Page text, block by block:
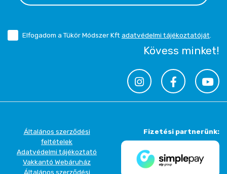
Elfogadom a Tükör Módszer Kftadatvédelmi tájékoztatóját.
Kövess minket!
Általános szerződési
feltételek
Adatvédelmi tájékoztató
Vakkantó Webáruház
Általános szerződési
Fizetési partnerünk: